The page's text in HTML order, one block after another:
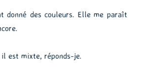
donné des couleurs. Elle me paraît
est mixte, réponds-je.